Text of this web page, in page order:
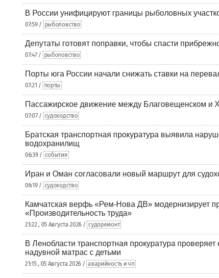
В России унифицируют границы рыболовных
07:59 / рыболовство
Депутаты готовят поправки, чтобы спасти
07:47 / рыболовство
Порты юга России начали снижать ставки на
07:21 / порты
Пассажирское движение между Благовещенском и
07:07 / судоходство
Братская транспортная прокуратура выявила
водохранилищ
06:39 / события
Иран и Оман согласовали новый маршрут для
06:19 / судоходство
Камчатская верфь «Рем-Нова ДВ» модернизирует
«Производительность труда»
21:22 , 05 Августа 2026 / судоремонт
В Ленобласти транспортная прокуратура проверяет
надувной матрас с детьми
21:15 , 05 Августа 2026 / аварийность и чп